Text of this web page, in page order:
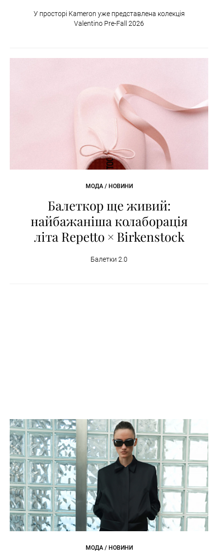
У просторі Kameron уже представлена колекція
Valentino Pre-Fall 2026
МОДА / НОВИНИ
Балеткор ще живий:
найбажаніша колаборація
літа Repetto × Birkenstock
Балетки 2.0
МОДА / НОВИНИ